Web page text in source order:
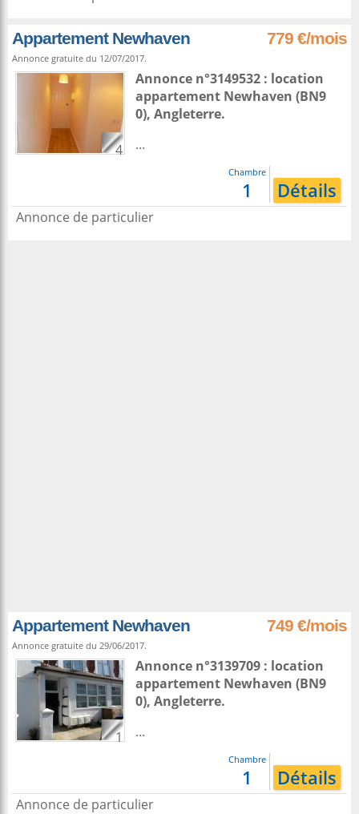
Appartement Newhaven 779 €/mois
Annonce gratuite du 12/07/2017.
4
Annonce n°3149532 : location
appartement Newhaven (BN9
0), Angleterre.
...
Chambre
1 Détails
Annonce de particulier
Appartement Newhaven 749 €/mois
Annonce gratuite du 29/06/2017.
1
Annonce n°3139709 : location
appartement Newhaven (BN9
0), Angleterre.
...
Chambre
1 Détails
Annonce de particulier